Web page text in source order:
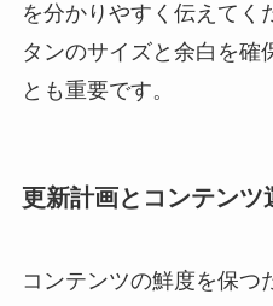
を分かりやすく伝えてく
タンのサイズと余白を確
とも重要です。
更新計画とコンテンツ
コンテンツの鮮度を保つ